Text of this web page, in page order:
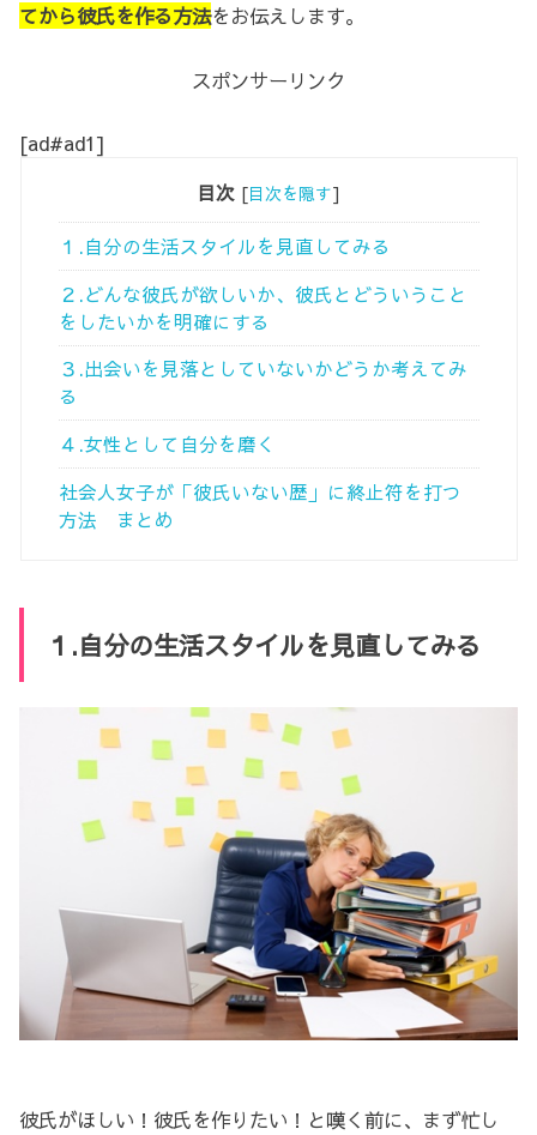
てから彼氏を作る方法をお伝えします。
スポンサーリンク
[ad#ad1]
目次 [目次を隠す]
１.自分の生活スタイルを見直してみる
２.どんな彼氏が欲しいか、彼氏とどういうこと
をしたいかを明確にする
３.出会いを見落としていないかどうか考えてみ
る
４.女性として自分を磨く
社会人女子が「彼氏いない歴」に終止符を打つ
方法 まとめ
１.自分の生活スタイルを見直してみる
彼氏がほしい！彼氏を作りたい！と嘆く前に、まず忙し